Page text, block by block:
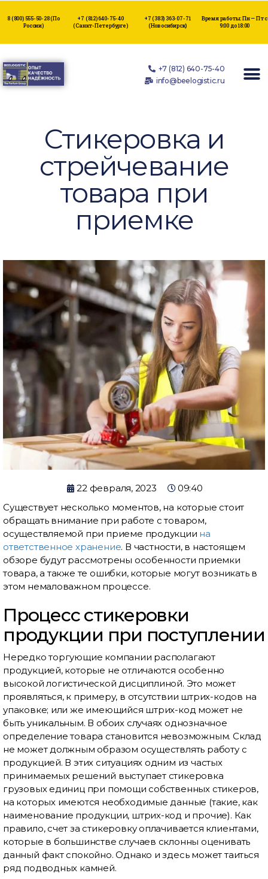
8 (800) 555-50-28(По
России)
+7 (812) 640-75-40
(Санкт-Петербурге)
+7 (383) 363-07-71
(Новосибирск)
Время работы: Пн — Пт с
9:00 до 18:00
+7 (812) 640-75-40
info@beelogistic.ru
Стикеровка и
стрейчевание
товара при
приемке
22 февраля, 2023
09:40
Существует несколько моментов, на которые стоит
обращать внимание при работе с товаром,
осуществляемой при приеме продукции на
ответственное хранение. В частности, в настоящем
обзоре будут рассмотрены особенности приемки
товара, а также те ошибки, которые могут возникать в
этом немаловажном процессе.
Процесс стикеровки
продукции при поступлении
Нередко торгующие компании располагают
продукцией, которые не отличаются особенно
высокой логистической дисциплиной. Это может
проявляться, к примеру, в отсутствии штрих-кодов на
упаковке; или же имеющийся штрих-код может не
быть уникальным. В обоих случаях однозначное
определение товара становится невозможным. Склад
не может должным образом осуществлять работу с
продукцией. В этих ситуациях одним из частых
принимаемых решений выступает стикеровка
грузовых единиц при помощи собственных стикеров,
на которых имеются необходимые данные (такие, как
наименование продукции, штрих-код и прочие). Как
правило, счет за стикеровку оплачивается клиентами,
которые в большинстве случаев склонны оценивать
данный факт спокойно. Однако и здесь может таиться
ряд подводных камней.